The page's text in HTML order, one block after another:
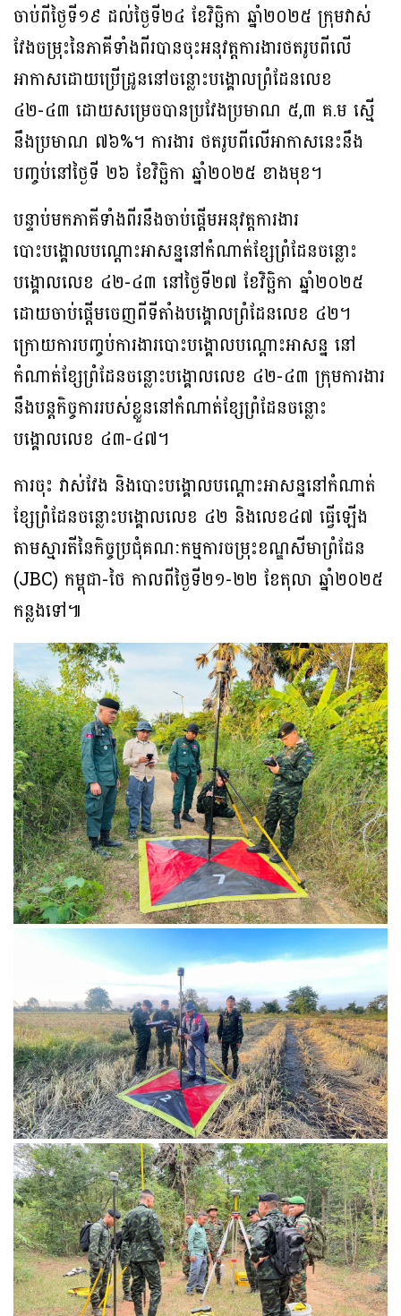
ចាប់ពីថ្ងៃទី១៩ ដល់ថ្ងៃទី២៤ ខែវិច្ឆិកា ឆ្នាំ២០២៥ ក្រុមវាស់
វែងចម្រុះនៃភាគីទាំងពីរបានចុះអនុវត្តការងារថតរូបពីលើ
អាកាសដោយប្រើដ្រូននៅចន្លោះបង្គោលព្រំដែនលេខ
៤២-៤៣ ដោយសម្រេចបានប្រវែងប្រមាណ ៥,៣ គ.ម ស្មើ
នឹងប្រមាណ ៧៦%។ ការងារ ថតរូបពីលើអាកាសនេះនឹង
បញ្ចប់នៅថ្ងៃទី ២៦ ខែវិច្ឆិកា ឆ្នាំ២០២៥ ខាងមុខ។
បន្ទាប់មកភាគីទាំងពីរនឹងចាប់ផ្តើមអនុវត្តការងារ
បោះបង្គោលបណ្តោះអាសន្ននៅកំណាត់ខ្សែព្រំដែនចន្លោះ
បង្គោលលេខ ៤២-៤៣ នៅថ្ងៃទី២៧ ខែវិច្ឆិកា ឆ្នាំ២០២៥
ដោយចាប់ផ្តើមចេញពីទីតាំងបង្គោលព្រំដែនលេខ ៤២។
ក្រោយការបញ្ចប់ការងារបោះបង្គោលបណ្តោះអាសន្ន នៅ
កំណាត់ខ្សែព្រំដែនចន្លោះបង្គោលលេខ ៤២-៤៣ ក្រុមការងារ
នឹងបន្តកិច្ចការរបស់ខ្លួននៅកំណាត់ខ្សែព្រំដែនចន្លោះ
បង្គោលលេខ ៤៣-៤៧។
ការចុះ វាស់វែង និងបោះបង្គោលបណ្តោះអាសន្ននៅកំណាត់
ខ្សែព្រំដែនចន្លោះបង្គោលលេខ ៤២ និងលេខ៤៧ ធ្វើឡើង
តាមស្មារតីនៃកិច្ចប្រជុំគណៈកម្មការចម្រុះខណ្ឌសីមាព្រំដែន
(JBC) កម្ពុជា-ថៃ កាលពីថ្ងៃទី២១-២២ ខែតុលា ឆ្នាំ២០២៥
កន្លងទៅ៕